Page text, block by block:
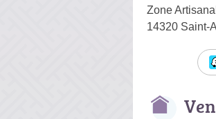
Zone
14320 Saint-